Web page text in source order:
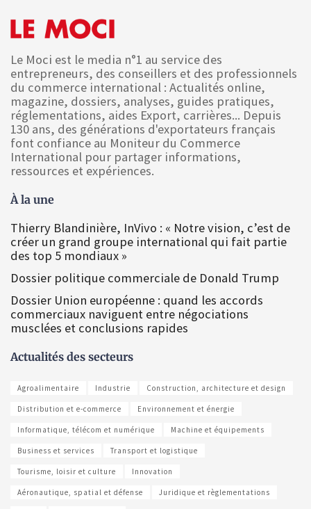
Le Moci est le media n°1 au service des
entrepreneurs, des conseillers et des professionnels
du commerce international : Actualités online,
magazine, dossiers, analyses, guides pratiques,
réglementations, aides Export, carrières... Depuis
130 ans, des générations d'exportateurs français
font confiance au Moniteur du Commerce
International pour partager informations,
ressources et expériences.
À la une
Thierry Blandinière, InVivo : « Notre vision, c’est de
créer un grand groupe international qui fait partie
des top 5 mondiaux »
Dossier politique commerciale de Donald Trump
Dossier Union européenne : quand les accords
commerciaux naviguent entre négociations
musclées et conclusions rapides
Actualités des secteurs
Agroalimentaire Industrie Construction, architecture et design
Distribution et e-commerce Environnement et énergie
Informatique, télécom et numérique Machine et équipements
Business et services Transport et logistique
Tourisme, loisir et culture Innovation
Aéronautique, spatial et défense Juridique et règlementations